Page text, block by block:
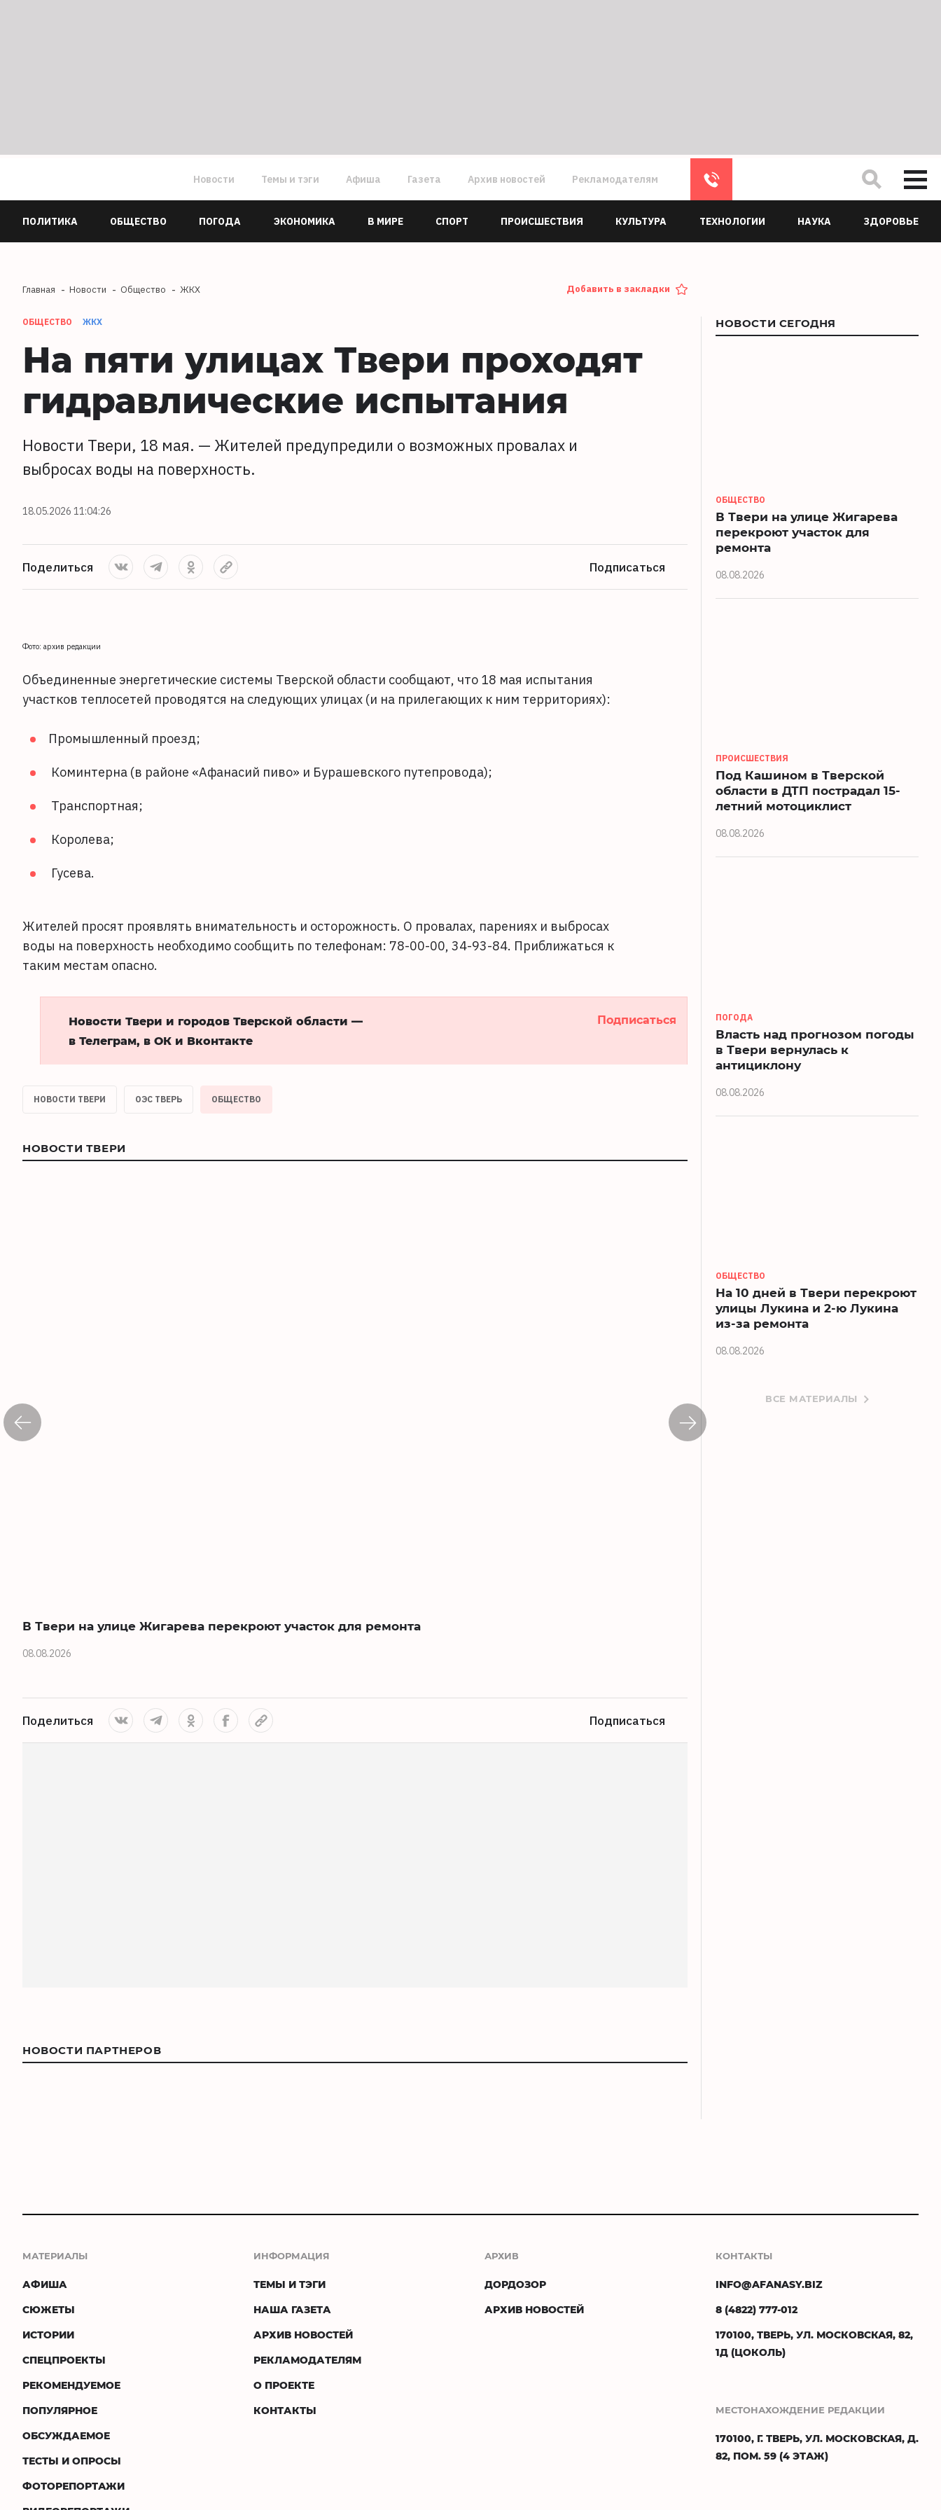
Новости Темы и тэги Афиша Газета Архив новостей Рекламодателям
ПОЛИТИКА ОБЩЕСТВО ПОГОДА ЭКОНОМИКА В МИРЕ СПОРТ ПРОИСШЕСТВИЯ КУЛЬТУРА ТЕХНОЛОГИИ НАУКА ЗДОРОВЬЕ
Главная Новости Общество ЖКХ Добавить в закладки
ОБЩЕСТВО ЖКХ
На пяти улицах Твери проходят
гидравлические испытания
Новости Твери, 18 мая. — Жителей предупредили о возможных провалах и
выбросах воды на поверхность.
18.05.2026 11:04:26
Поделиться Подписаться
Фото: архив редакции
Объединенные энергетические системы Тверской области сообщают, что 18 мая испытания
участков теплосетей проводятся на следующих улицах (и на прилегающих к ним территориях):
Промышленный проезд;
Коминтерна (в районе «Афанасий пиво» и Бурашевского путепровода);
Транспортная;
Королева;
Гусева.
Жителей просят проявлять внимательность и осторожность. О провалах, парениях и выбросах
воды на поверхность необходимо сообщить по телефонам: 78-00-00, 34-93-84. Приближаться к
таким местам опасно.
Новости Твери и городов Тверской области —
в Телеграм, в ОК и Вконтакте
Подписаться
НОВОСТИ ТВЕРИ ОЭС ТВЕРЬ ОБЩЕСТВО
НОВОСТИ ТВЕРИ
В Твери на улице Жигарева перекроют участок для ремонта
08.08.2026
Поделиться Подписаться
НОВОСТИ ПАРТНЕРОВ
НОВОСТИ СЕГОДНЯ
ОБЩЕСТВО
В Твери на улице Жигарева
перекроют участок для
ремонта
08.08.2026
ПРОИСШЕСТВИЯ
Под Кашином в Тверской
области в ДТП пострадал 15-
летний мотоциклист
08.08.2026
ПОГОДА
Власть над прогнозом погоды
в Твери вернулась к
антициклону
08.08.2026
ОБЩЕСТВО
На 10 дней в Твери перекроют
улицы Лукина и 2-ю Лукина
из-за ремонта
08.08.2026
ВСЕ МАТЕРИАЛЫ
МАТЕРИАЛЫ
АФИША
СЮЖЕТЫ
ИСТОРИИ
СПЕЦПРОЕКТЫ
РЕКОМЕНДУЕМОЕ
ПОПУЛЯРНОЕ
ОБСУЖДАЕМОЕ
ТЕСТЫ И ОПРОСЫ
ФОТОРЕПОРТАЖИ
ИНФОРМАЦИЯ
ТЕМЫ И ТЭГИ
НАША ГАЗЕТА
АРХИВ НОВОСТЕЙ
РЕКЛАМОДАТЕЛЯМ
О ПРОЕКТЕ
КОНТАКТЫ
АРХИВ
ДОРДОЗОР
АРХИВ НОВОСТЕЙ
КОНТАКТЫ
INFO@AFANASY.BIZ
8 (4822) 777-012
170100, ТВЕРЬ, УЛ. МОСКОВСКАЯ, 82,
1Д (ЦОКОЛЬ)
МЕСТОНАХОЖДЕНИЕ РЕДАКЦИИ
170100, Г. ТВЕРЬ, УЛ. МОСКОВСКАЯ, Д.
82, ПОМ. 59 (4 ЭТАЖ)